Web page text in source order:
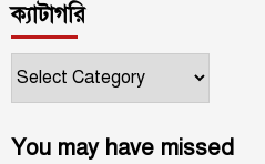
ক্যাটাগরি
ক্যাটাগরি
You may have missed